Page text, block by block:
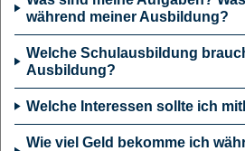
während meiner Ausbildung?
Welche Schulausbildung
Ausbildung?
Welche Interessen sollte ich
Wie viel Geld bekomme ich